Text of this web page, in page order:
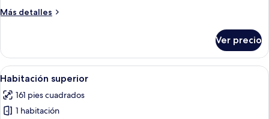
Más detalles
Más
Deluxe
Ver precio
Abrir
todas
las
fotos
Una habitación de hotel con una
6
Habitación superior
161 pies cuadrados
1 habitación